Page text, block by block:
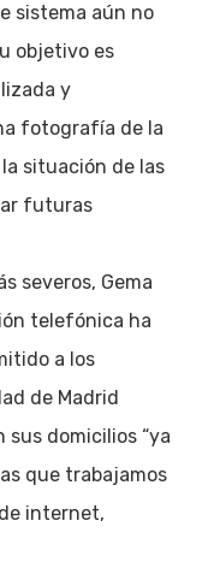
sistema aún no
objetivo es
y
fotografía de la
situación de las
futuras
severos, Gema
telefónica ha
a los
de Madrid
sus domicilios “ya
que trabajamos
internet,